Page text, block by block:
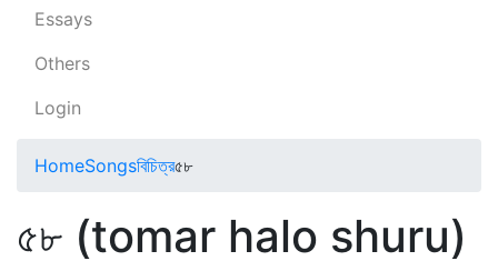
Essays
Others
Login
HomeSongsবিচিত্র৫৮
৫৮ (tomar halo shuru)